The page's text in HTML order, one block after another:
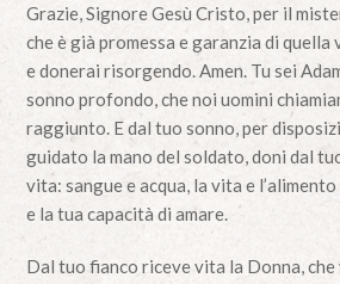
Grazie, Signore Gesù Cristo, per il
che è già promessa e garanzia di
e donerai risorgendo. Amen. Tu sei
sonno profondo, che noi uomini
raggiunto. E dal tuo sonno, per
guidato la mano del soldato, doni dal
vita: sangue e acqua, la vita e
e la tua capacità di amare.
Dal tuo fianco riceve vita la Donna,